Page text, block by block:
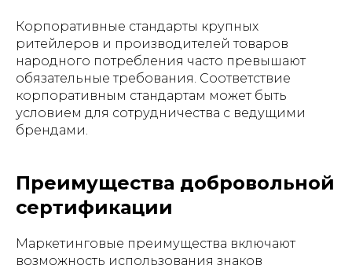
Корпоративные стандарты крупных
ритейлеров и производителей товаров
народного потребления часто превышают
обязательные требования. Соответствие
корпоративным стандартам может быть
условием для сотрудничества с ведущими
брендами.
Преимущества добровольной
сертификации
Маркетинговые преимущества включают
возможность использования знаков